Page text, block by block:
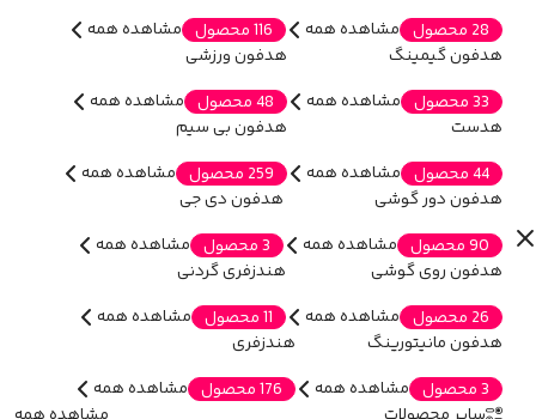
28 محصول
مشاهده همه
116 محصول
مشاهده همه
هدفون گیمینگ
33 محصول
مشاهده همه
هدفون ورزشی
48 محصول
مشاهده همه
هدست
44 محصول
مشاهده همه
هدفون بی سیم
259 محصول
مشاهده همه
هدفون دور گوشی
90 محصول
مشاهده همه
هدفون دی جی
3 محصول
مشاهده همه
هدفون روی گوشی
26 محصول
مشاهده همه
هندزفری گردنی
11 محصول
مشاهده همه
هدفون مانیتورینگ
3 محصول
مشاهده همه
هندزفری
176 محصول
مشاهده همه